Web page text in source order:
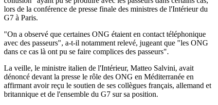
lors de la conférence de presse finale des ministres de l'Intérieur du
G7 à Paris.
"On a observé que certaines ONG étaient en contact téléphonique
avec des passeurs", a-t-il notamment relevé, jugeant que "les ONG
dans ce cas là ont pu se faire complices des passeurs".
La veille, le ministre italien de l'Intérieur, Matteo Salvini, avait
dénoncé devant la presse le rôle des ONG en Méditerranée en
affirmant avoir reçu le soutien de ses collègues français, allemand et
britannique et de l'ensemble du G7 sur sa position.